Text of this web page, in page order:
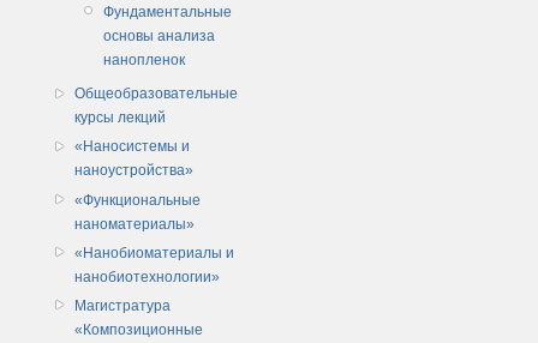
Фундаментальные
основы анализа
нанопленок
Общеобразовательные
курсы лекций
«Наносистемы и
наноустройства»
«Функциональные
наноматериалы»
«Нанобиоматериалы и
нанобиотехнологии»
Магистратура
«Композиционные